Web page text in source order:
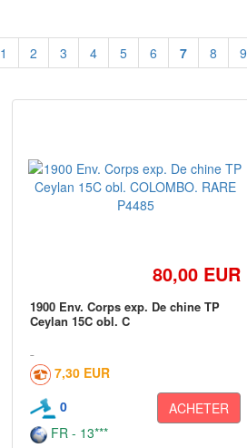
1 2 3 4 5 6 7 8 9
80,00 EUR
1900 Env. Corps exp. De chine TP
Ceylan 15C obl. C
7,30 EUR
0
ACHETER
FR - 13***